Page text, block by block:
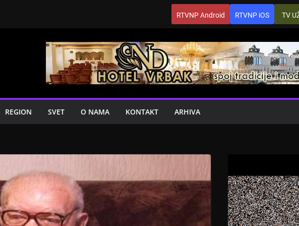
RTVNP Android RTVNP iOS TV
REGION SVET O NAMA KONTAKT ARHIVA